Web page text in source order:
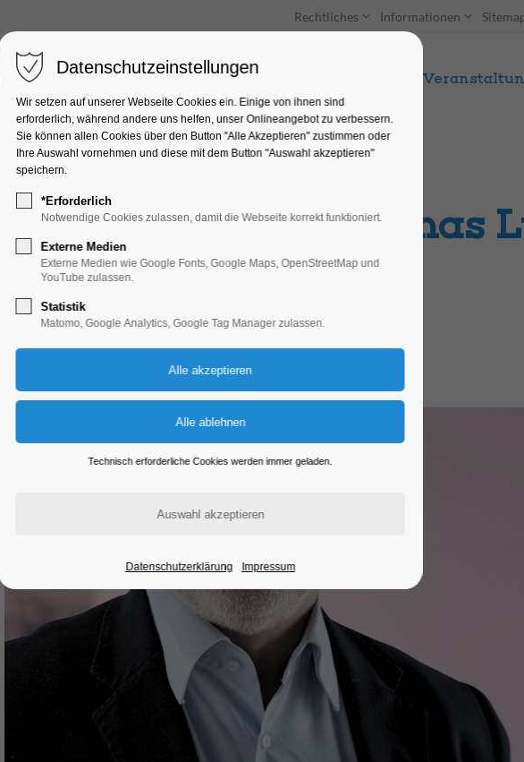
Rechtliches Informationen
Unterkünfte Entdecken & Erleben
Vortrag mit Dr. Thomas
Bildung, Vortrag
10.02.2026, 18:30–20:30
Datenschutzeinstellungen
Wir setzen auf unserer Webseite Cookies ein. Einige von ihnen sind
erforderlich, während andere uns helfen, unser Onlineangebot zu verbessern.
Sie können allen Cookies über den Button "Alle Akzeptieren" zustimmen oder
Ihre Auswahl vornehmen und diese mit dem Button "Auswahl akzeptieren"
speichern.
*Erforderlich
Notwendige Cookies zulassen, damit die Webseite korrekt funktioniert.
Externe Medien
Externe Medien wie Google Fonts, Google Maps, OpenStreetMap und
YouTube zulassen.
Statistik
Matomo, Google Analytics, Google Tag Manager zulassen.
Technisch erforderliche Cookies werden immer geladen.
Datenschutzerklärung Impressum